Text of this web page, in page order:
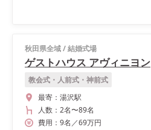
秋田県全域/結婚式場
ゲストハウス アヴィニヨン
教会式・人前式・神前式
最寄： 湯沢駅
人数： 2名〜89名
費用： 9名 ／69万円